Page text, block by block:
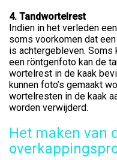
4. Tandwortelrest
Indien in het verleden
soms voorkomen dat
is achtergebleven. Soms
een röntgenfoto kan de
wortelrest in de kaak
kunnen foto’s gemaakt
wortelresten in de kaak
worden verwijderd.
Het maken van